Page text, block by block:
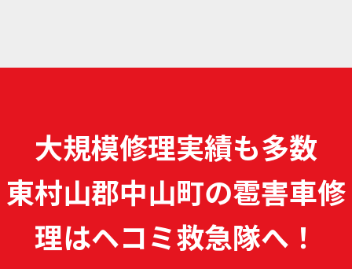
大規模修理実績も多数
東村山郡中山町の雹害車修
理はヘコミ救急隊へ！